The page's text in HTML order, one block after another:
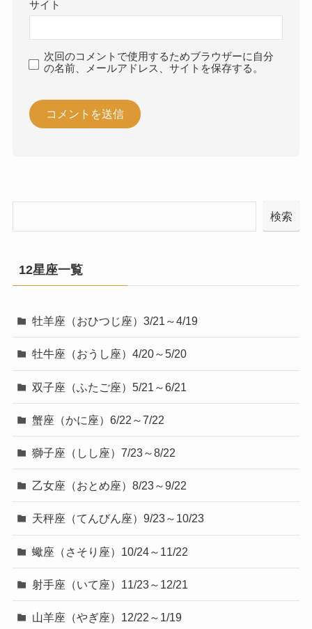
サイト
次回のコメントで使用するためブラウザーに自分
の名前、メールアドレス、サイトを保存する。
検索
12星座一覧
牡羊座（おひつじ座）3/21～4/19
牡牛座（おうし座）4/20～5/20
双子座（ふたご座）5/21～6/21
蟹座（かに座）6/22～7/22
獅子座（しし座）7/23～8/22
乙女座（おとめ座）8/23～9/22
天秤座（てんびん座）9/23～10/23
蠍座（さそり座）10/24～11/22
射手座（いて座）11/23～12/21
山羊座（やぎ座）12/22～1/19